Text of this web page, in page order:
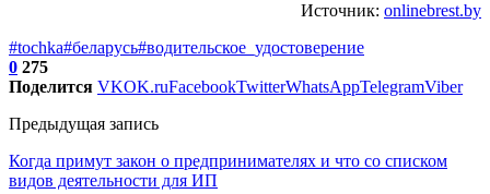
Источник: onlinebrest.by
#tochka#беларусь#водительское_удостоверение
0 275
Поделится VKOK.ruFacebookTwitterWhatsAppTelegramViber
Предыдущая запись
Когда примут закон о предпринимателях и что со списком
видов деятельности для ИП